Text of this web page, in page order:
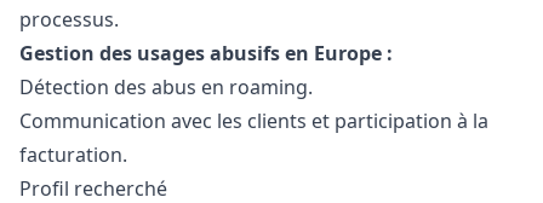
processus.
Gestion des usages abusifs en Europe :
Détection des abus en roaming.
Communication avec les clients et participation à la
facturation.
Profil recherché